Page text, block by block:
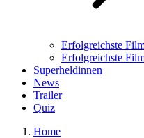
Erfolgreichste
Erfolgreichste
Superheldinnen
News
Trailer
Quiz
Home